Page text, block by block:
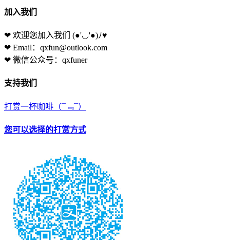
加入我们
❤ 欢迎您加入我们 (●'◡'●)ﾉ♥
❤ Email：qxfun@outlook.com
❤ 微信公众号：qxfuner
支持我们
打赏一杯咖啡 （¯﹃¯）
您可以选择的打赏方式